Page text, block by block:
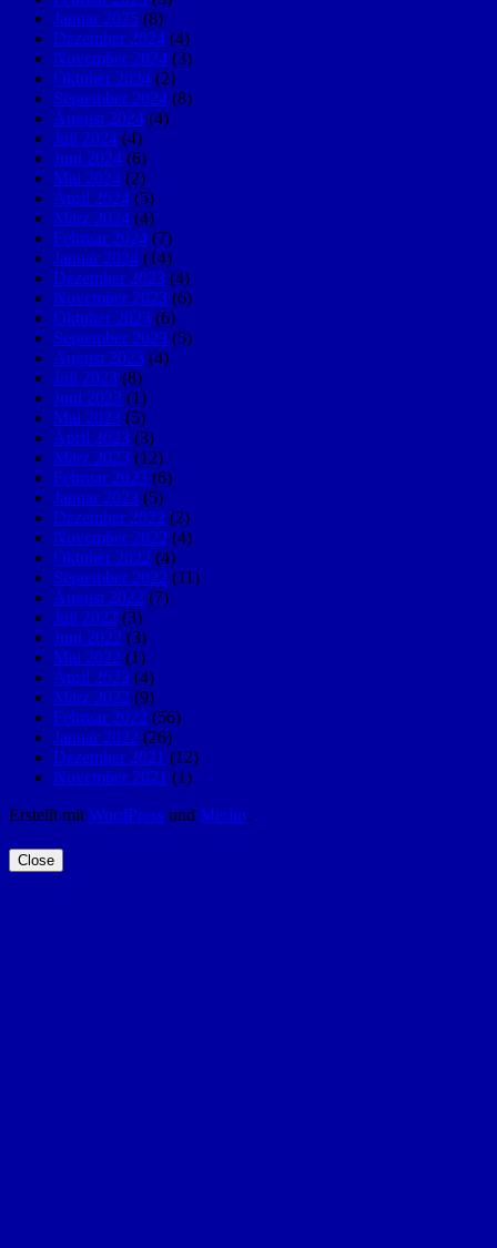
Januar 2025 (8)
Dezember 2024 (4)
November 2024 (3)
Oktober 2024 (2)
September 2024 (8)
August 2024 (4)
Juli 2024 (4)
Juni 2024 (6)
Mai 2024 (2)
April 2024 (5)
März 2024 (4)
Februar 2024 (7)
Januar 2024 (14)
Dezember 2023 (4)
November 2023 (6)
Oktober 2023 (6)
September 2023 (5)
August 2023 (4)
Juli 2023 (8)
Juni 2023 (1)
Mai 2023 (5)
April 2023 (3)
März 2023 (12)
Februar 2023 (6)
Januar 2023 (5)
Dezember 2022 (2)
November 2022 (4)
Oktober 2022 (4)
September 2022 (11)
August 2022 (7)
Juli 2022 (3)
Juni 2022 (3)
Mai 2022 (1)
April 2022 (4)
März 2022 (9)
Februar 2022 (56)
Januar 2022 (26)
Dezember 2021 (12)
November 2021 (1)
Erstellt mit WordPress und Merlin.
Close